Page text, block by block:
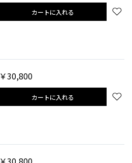
カートに入れる
￥30,800
カートに入れる